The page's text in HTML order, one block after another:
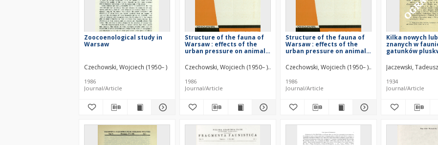
Zoocoenological study in
Warsaw
Czechowski, Wojciech (1950– )
1986
Journal/Article
Structure of the fauna of
Warsaw : effects of the
urban pressure on animal
Czechowski, Wojciech (1950– )
Pisarski, Bohdan (1928–1992)
1986
Journal/Article
Structure of the fauna of
Warsaw : effects of the
urban pressure on animal
contens
Czechowski, Wojciech (1950– ) Pisarski, Bohdan
1986
Journal/Article
Kilka nowych
znanych w
gatunków
für Polen neue
bekannte
Arten. 3
Jaczewski,
1934
Journal/Article